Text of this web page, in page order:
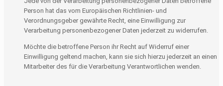
Person hat das vom Europäischen Richtlinien- und
Verordnungsgeber gewährte Recht, eine Einwilligung zur
Verarbeitung personenbezogener Daten jederzeit zu widerrufen.
Möchte die betroffene Person ihr Recht auf Widerruf einer
Einwilligung geltend machen, kann sie sich hierzu jederzeit an einen
Mitarbeiter des für die Verarbeitung Verantwortlichen wenden.